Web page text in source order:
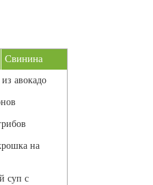
Свинина
из авокадо
на
суп с